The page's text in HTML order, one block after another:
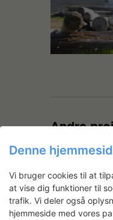
Andre
Denne
Vi bruger cookies til at
at vise dig funktioner til
trafik. Vi deler også
hjemmeside med vores